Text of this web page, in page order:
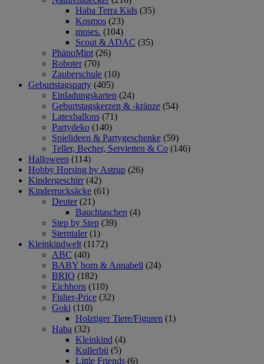
Haba Terra Kids (35)
Kosmos (23)
moses. (104)
Scout & ADAC (35)
PhänoMint (26)
Roboter (70)
Zauberschule (10)
Geburtstagsparty (405)
Einladungskarten (24)
Geburtstagskerzen & -kränze (54)
Latexballons (71)
Partydeko (140)
Spielideen & Partygeschenke (59)
Teller, Becher, Servietten & Co (146)
Halloween (114)
Hobby Horsing by Astrup (26)
Kindergeschirr (42)
Kinderrucksäcke (61)
Deuter (21)
Bauchtaschen (4)
Step by Step (39)
Sterntaler (1)
Kleinkindwelt (1172)
ABC (40)
BABY born & Annabell (24)
BRIO (182)
Eichhorn (110)
Fisher-Price (32)
Goki (110)
Holztiger Tiere/Figuren (1)
Haba (32)
Kleinkind (4)
Kullerbü (5)
Little Friends (6)